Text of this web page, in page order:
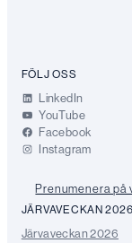
FÖLJ OSS
LinkedIn
YouTube
Facebook
Instagram
Prenumenera
JÄRVAVECKAN 2026
Järvaveckan 2026